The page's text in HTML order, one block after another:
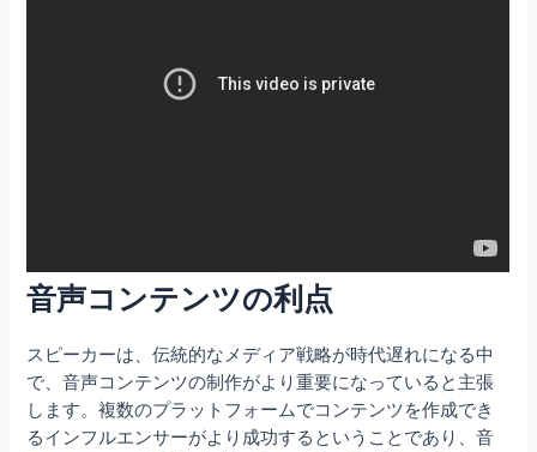
音声コンテンツの利点
スピーカーは、伝統的なメディア戦略が時代遅れになる中
で、音声コンテンツの制作がより重要になっていると主張
します。複数のプラットフォームでコンテンツを作成でき
るインフルエンサーがより成功するということであり、音